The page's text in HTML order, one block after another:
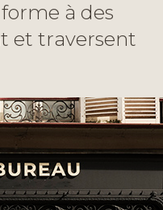
forme à des
t et traversent